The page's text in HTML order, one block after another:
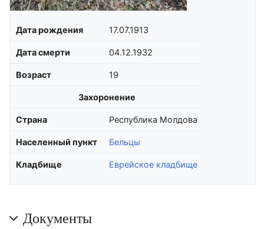
Дата рождения 17.07.1913
Дата смерти 04.12.1932
Возраст 19
Захоронение
Страна Республика Молдова
Населенный пункт Бельцы
Кладбище Еврейское кладбище
Документы